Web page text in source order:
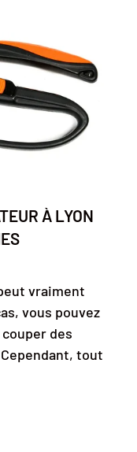
À LYON
vraiment
vous pouvez
des
tout